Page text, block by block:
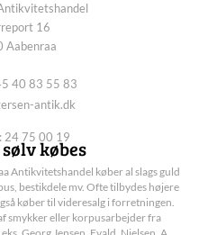
16
Aabenraa
40 83 55 83
antik.dk
24 75 00 19
købes
Antikvitetshandel køber al slags guld
bestikdele mv. Ofte tilbydes højere
køber til videresalg i forretningen.
smykker eller korpusarbejder fra